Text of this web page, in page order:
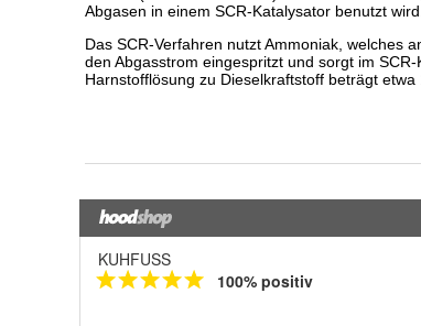
KUHFUSS
100% positiv